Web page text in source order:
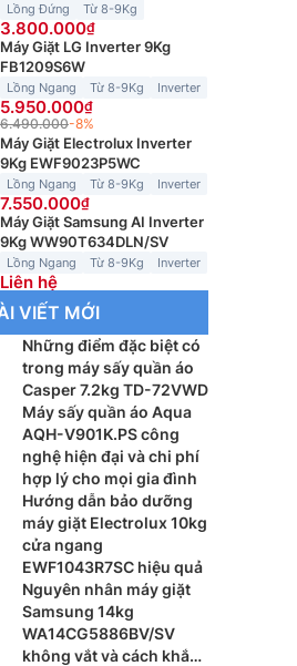
Lồng Đứng Từ 8-9Kg
3.800.000
Máy Giặt LG Inverter 9Kg
FB1209S6W
Lồng Ngang Từ 8-9Kg Inverter
5.950.000
6.490.000-8%
Máy Giặt Electrolux Inverter
9Kg EWF9023P5WC
Lồng Ngang Từ 8-9Kg Inverter
7.550.000
Máy Giặt Samsung AI Inverter
9Kg WW90T634DLN/SV
Lồng Ngang Từ 8-9Kg Inverter
Liên hệ
VIẾT MỚI
Những điểm đặc biệt có
trong máy sấy quần áo
Casper 7.2kg TD-72VWD
Máy sấy quần áo Aqua
AQH-V901K.PS công
nghệ hiện đại và chi phí
hợp lý cho mọi gia đình
Hướng dẫn bảo dưỡng
máy giặt Electrolux 10kg
cửa ngang
EWF1043R7SC hiệu quả
Nguyên nhân máy giặt
Samsung 14kg
WA14CG5886BV/SV
không vắt và cách khắc